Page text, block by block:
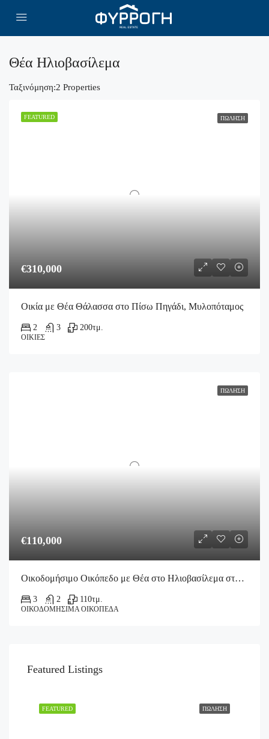
Θέα Ηλιοβασίλεμα
2 Properties
Ταξινόμηση:
FEATURED ΠΏΛΗΣΗ
€310,000
Οικία με Θέα Θάλασσα στο Πίσω Πηγάδι, Μυλοπόταμος
2 3 200τμ.
ΟΙΚΊΕΣ
ΠΏΛΗΣΗ
€110,000
Οικοδομήσιμο Οικόπεδο με Θέα στο Ηλιοβασίλεμα στον Μυλοπόταμο
3 2 110τμ.
ΟΙΚΟΔΟΜΉΣΙΜΑ ΟΙΚΌΠΕΔΑ
Featured Listings
ΠΏΛΗΣΗ
FEATURED